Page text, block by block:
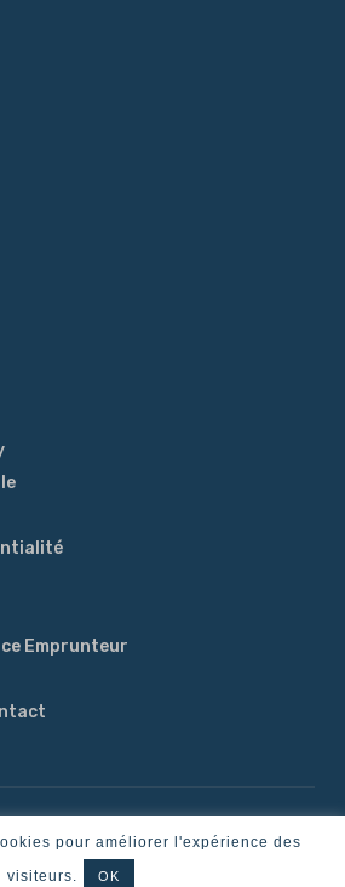
Emprunteur
CréditsTemporama Digital|Sitemap
pour améliorer l'expérience des
visiteurs.
OK